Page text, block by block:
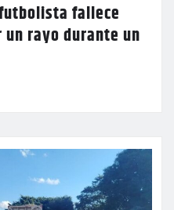
fallece
rayo durante un